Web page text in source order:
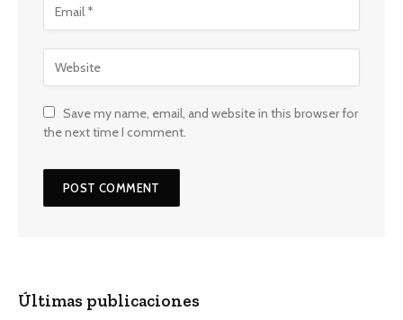
Save my name, email, and website in this browser for
the next time I comment.
Últimas publicaciones